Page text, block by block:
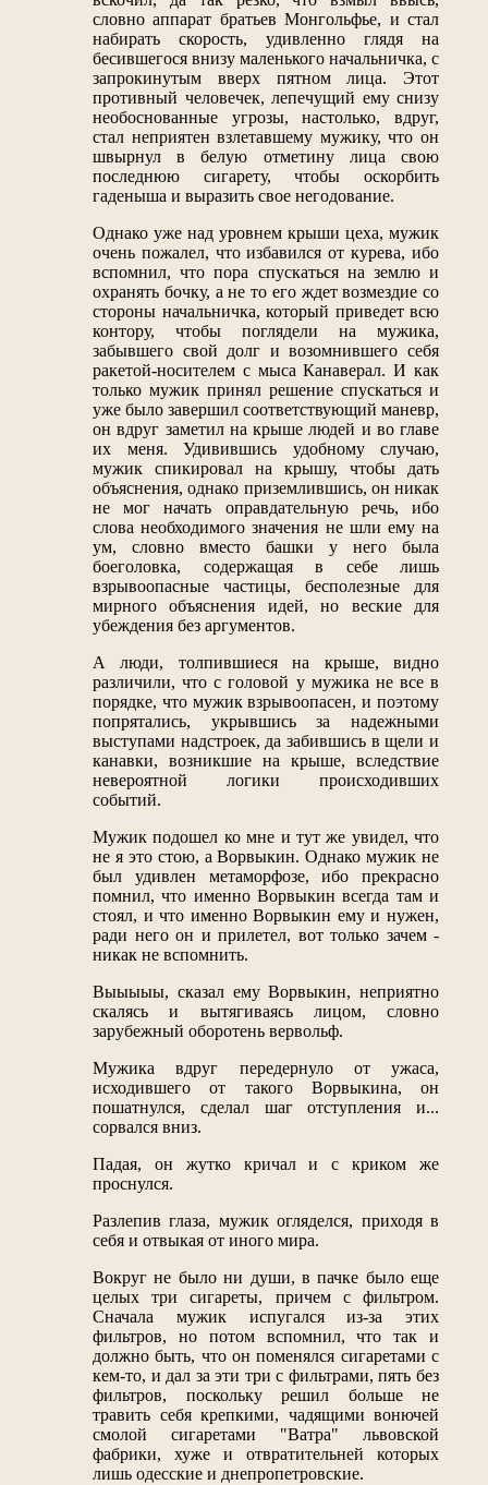
словно аппарат братьев Монгольфье, и стал
набирать скорость, удивленно глядя на
бесившегося внизу маленького начальничка, с
запрокинутым вверх пятном лица. Этот
противный человечек, лепечущий ему снизу
необоснованные угрозы, настолько, вдруг,
стал неприятен взлетавшему мужику, что он
швырнул в белую отметину лица свою
последнюю сигарету, чтобы оскорбить
гаденыша и выразить свое негодование.
Однако уже над уровнем крыши цеха, мужик
очень пожалел, что избавился от курева, ибо
вспомнил, что пора спускаться на землю и
охранять бочку, а не то его ждет возмездие со
стороны начальничка, который приведет всю
контору, чтобы поглядели на мужика,
забывшего свой долг и возомнившего себя
ракетой-носителем с мыса Канаверал. И как
только мужик принял решение спускаться и
уже было завершил соответствующий маневр,
он вдруг заметил на крыше людей и во главе
их меня. Удивившись удобному случаю,
мужик спикировал на крышу, чтобы дать
объяснения, однако приземлившись, он никак
не мог начать оправдательную речь, ибо
слова необходимого значения не шли ему на
ум, словно вместо башки у него была
боеголовка, содержащая в себе лишь
взрывоопасные частицы, бесполезные для
мирного объяснения идей, но веские для
убеждения без аргументов.
А люди, толпившиеся на крыше, видно
различили, что с головой у мужика не все в
порядке, что мужик взрывоопасен, и поэтому
попрятались, укрывшись за надежными
выступами надстроек, да забившись в щели и
канавки, возникшие на крыше, вследствие
невероятной логики происходивших
событий.
Мужик подошел ко мне и тут же увидел, что
не я это стою, а Ворвыкин. Однако мужик не
был удивлен метаморфозе, ибо прекрасно
помнил, что именно Ворвыкин всегда там и
стоял, и что именно Ворвыкин ему и нужен,
ради него он и прилетел, вот только зачем -
никак не вспомнить.
Выыыыы, сказал ему Ворвыкин, неприятно
скалясь и вытягиваясь лицом, словно
зарубежный оборотень вервольф.
Мужика вдруг передернуло от ужаса,
исходившего от такого Ворвыкина, он
пошатнулся, сделал шаг отступления и...
сорвался вниз.
Падая, он жутко кричал и с криком же
проснулся.
Разлепив глаза, мужик огляделся, приходя в
себя и отвыкая от иного мира.
Вокруг не было ни души, в пачке было еще
целых три сигареты, причем с фильтром.
Сначала мужик испугался из-за этих
фильтров, но потом вспомнил, что так и
должно быть, что он поменялся сигаретами с
кем-то, и дал за эти три с фильтрами, пять без
фильтров, поскольку решил больше не
травить себя крепкими, чадящими вонючей
смолой сигаретами "Ватра" львовской
фабрики, хуже и отвратительней которых
лишь одесские и днепропетровские.